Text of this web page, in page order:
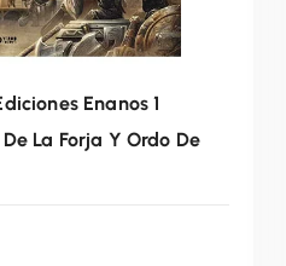
Enanos 1
La Forja Y Ordo De